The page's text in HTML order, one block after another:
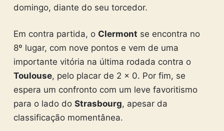
domingo, diante do seu torcedor.
Em contra partida, o Clermont se encontra no
8º lugar, com nove pontos e vem de uma
importante vitória na última rodada contra o
Toulouse, pelo placar de 2 x 0. Por fim, se
espera um confronto com um leve favoritismo
para o lado do Strasbourg, apesar da
classificação momentânea.